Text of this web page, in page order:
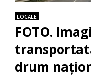
LOCALE
FOTO.
drum